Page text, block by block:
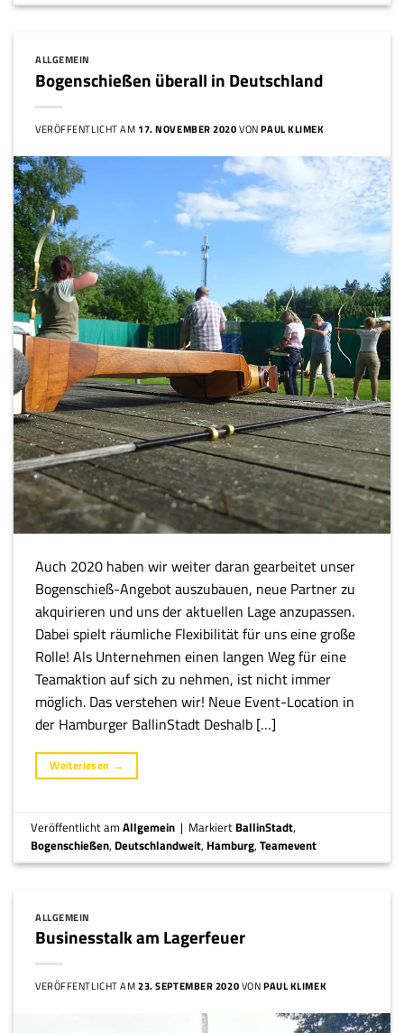
ALLGEMEIN
Bogenschießen überall in Deutschland
VERÖFFENTLICHT AM 17. NOVEMBER 2020VONPAUL KLIMEK
Auch 2020 haben wir weiter daran gearbeitet unser
Bogenschieß-Angebot auszubauen, neue Partner zu
akquirieren und uns der aktuellen Lage anzupassen.
Dabei spielt räumliche Flexibilität für uns eine große
Rolle! Als Unternehmen einen langen Weg für eine
Teamaktion auf sich zu nehmen, ist nicht immer
möglich. Das verstehen wir! Neue Event-Location in
der Hamburger BallinStadt Deshalb […]
Weiterlesen →
Veröffentlicht amAllgemein | Markiert BallinStadt,
Bogenschießen, Deutschlandweit, Hamburg,Teamevent
ALLGEMEIN
Businesstalk am Lagerfeuer
VERÖFFENTLICHT AM23. SEPTEMBER 2020VONPAUL KLIMEK